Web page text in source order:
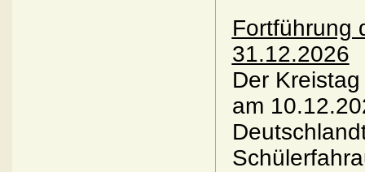
Fortführung
31.12.2026
Der
am